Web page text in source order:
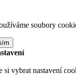
soubory
si vybrat nastavení